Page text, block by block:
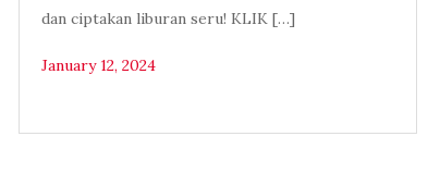
dan ciptakan liburan seru! KLIK […]
January 12, 2024